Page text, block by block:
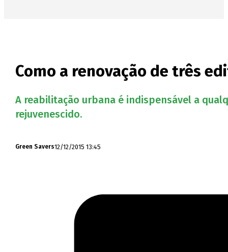
Como a renovação de três
A reabilitação urbana é indispensável a
rejuvenescido.
Green Savers12/12/2015 13:45